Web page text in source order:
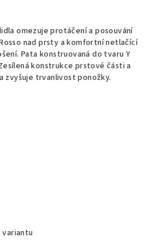
omezuje protáčení a posouvání
nad prsty a komfortní netlačící
Pata konstruovaná do tvaru Y
konstrukce prstové části a
zvyšuje trvanlivost ponožky.